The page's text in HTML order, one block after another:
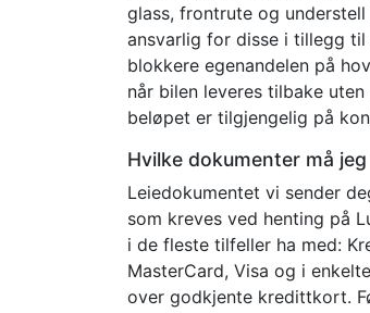
glass, frontrute og
ansvarlig for disse i tillegg til
blokkere egenandelen på
når bilen leveres tilbake
beløpet er tilgjengelig på
Hvilke dokumenter må
Leiedokumentet vi sender
som kreves ved henting på
i de fleste tilfeller ha med:
MasterCard, Visa og i
over godkjente kredittkort.